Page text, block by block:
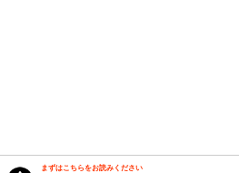
まずはこちらをお読みください